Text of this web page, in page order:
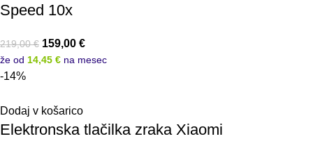
Speed 10x
219,00€ 159,00 €
že od 14,45 € na mesec
-14%
Dodaj v košarico
Elektronska tlačilka zraka Xiaomi